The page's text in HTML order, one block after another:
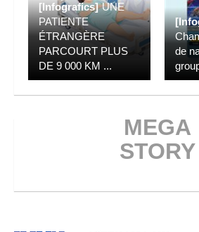
[Infografics] UNE
PATIENTE
ÉTRANGÈRE
PARCOURT PLUS
DE 9 000 KM ...
de
MEGA
STORY